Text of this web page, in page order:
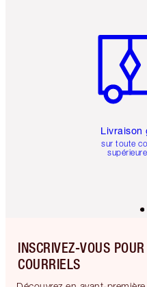
Livraison
sur toute
INSCRIVEZ-VOUS
COURRIELS